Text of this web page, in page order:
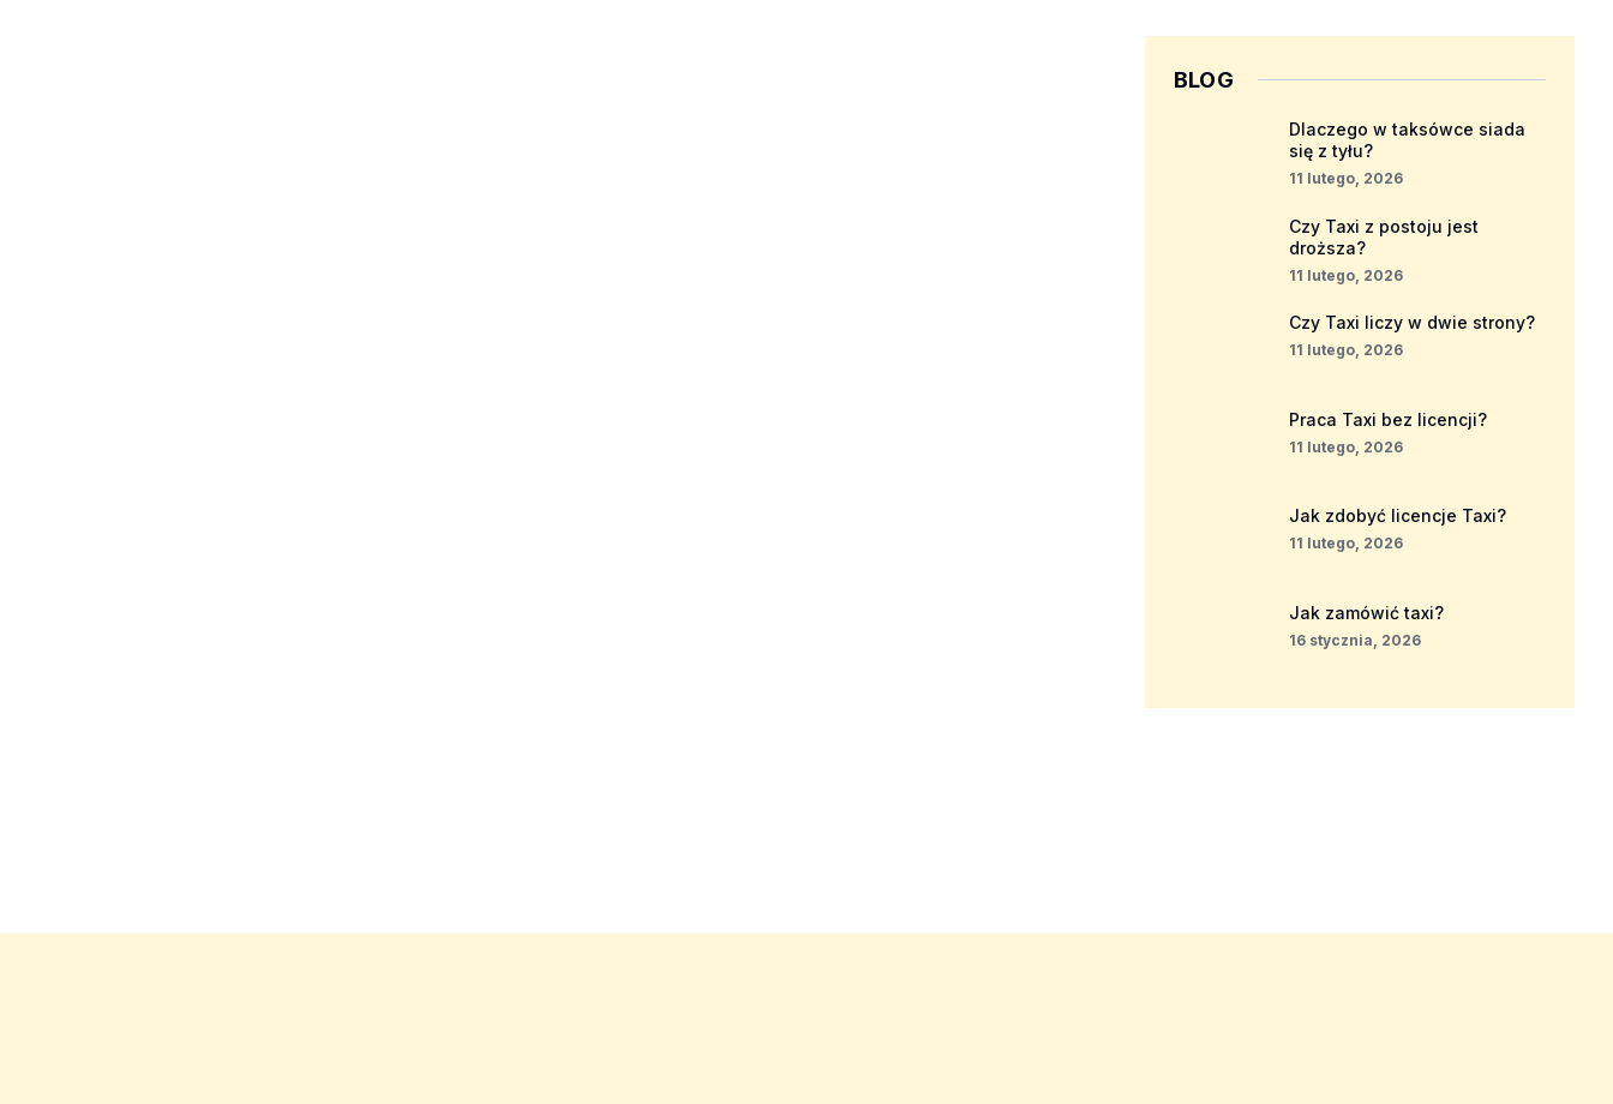
BLOG
Dlaczego w taksówce siada
się z tyłu?
11 lutego, 2026
Czy Taxi z postoju jest
droższa?
11 lutego, 2026
Czy Taxi liczy w dwie strony?
11 lutego, 2026
Praca Taxi bez licencji?
11 lutego, 2026
Jak zdobyć licencje Taxi?
11 lutego, 2026
Jak zamówić taxi?
16 stycznia, 2026